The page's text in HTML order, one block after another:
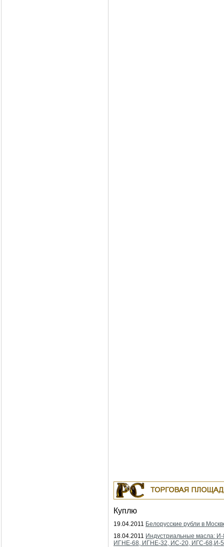
Куплю
19.04.2011 Белорусские рубли в
18.04.2011 Индустриальные масла:
ИГНЕ-68, ИГНЕ-32, ИС-20, ИГС-68,И-